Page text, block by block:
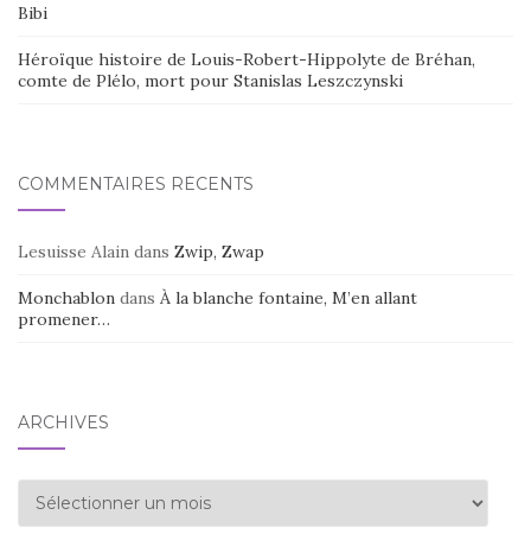
Bibi
Héroïque histoire de Louis-Robert-Hippolyte de Bréhan,
comte de Plélo, mort pour Stanislas Leszczynski
COMMENTAIRES RÉCENTS
Lesuisse Alain dans Zwip, Zwap
Monchablon dans À la blanche fontaine, M’en allant
promener…
ARCHIVES
Archives